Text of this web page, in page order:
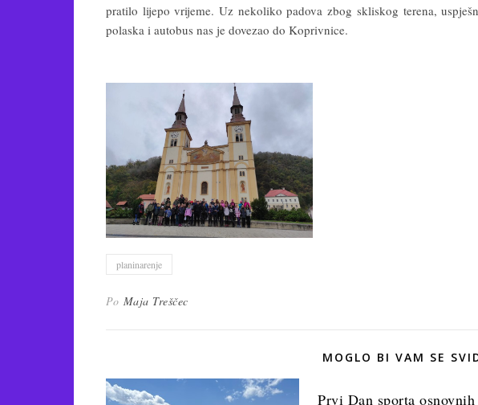
pratilo lijepo vrijeme. Uz nekoliko padova zbog skliskog terena,
polaska i autobus nas je dovezao do Koprivnice.
planinarenje
Po Maja Treščec
MOGLO BI VAM SE
Prvi Dan sporta